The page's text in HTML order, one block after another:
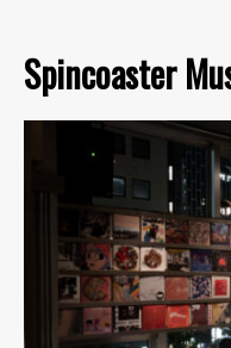
Spincoaster